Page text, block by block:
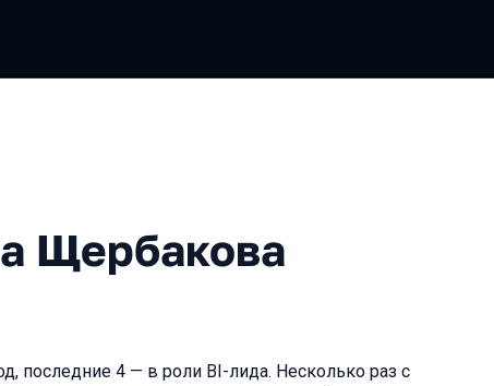
Щербакова
последние 4 — в роли BI-лида. Несколько раз с